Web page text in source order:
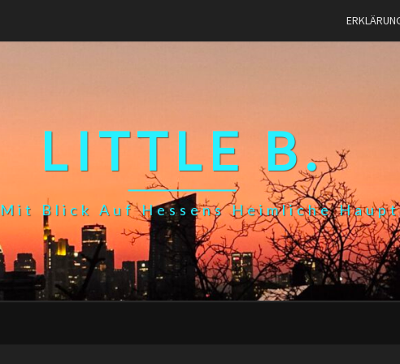
LITTLE B.
Blick Auf Hessens Heimliche